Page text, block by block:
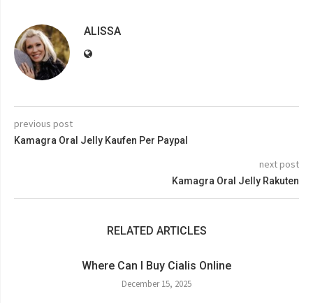
ALISSA
previous post
Kamagra Oral Jelly Kaufen Per Paypal
next post
Kamagra Oral Jelly Rakuten
RELATED ARTICLES
Where Can I Buy Cialis Online
December 15, 2025